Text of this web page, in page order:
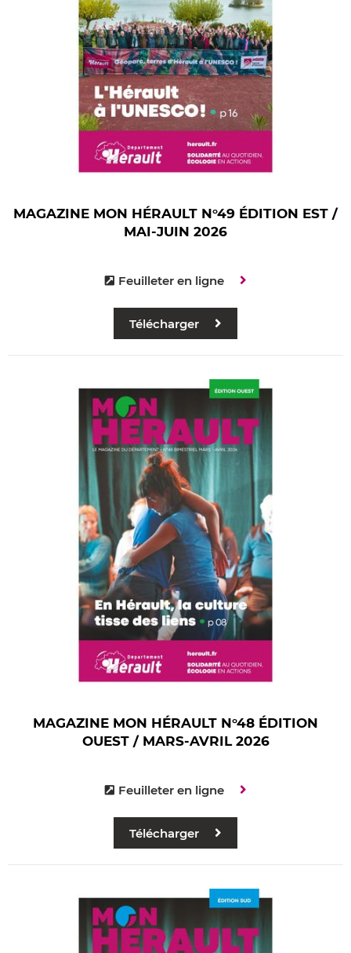
MAGAZINE MON HÉRAULT N°49 ÉDITION EST /
MAI-JUIN 2026
Feuilleter en ligne
Télécharger
MAGAZINE MON HÉRAULT N°48 ÉDITION
OUEST / MARS-AVRIL 2026
Feuilleter en ligne
Télécharger